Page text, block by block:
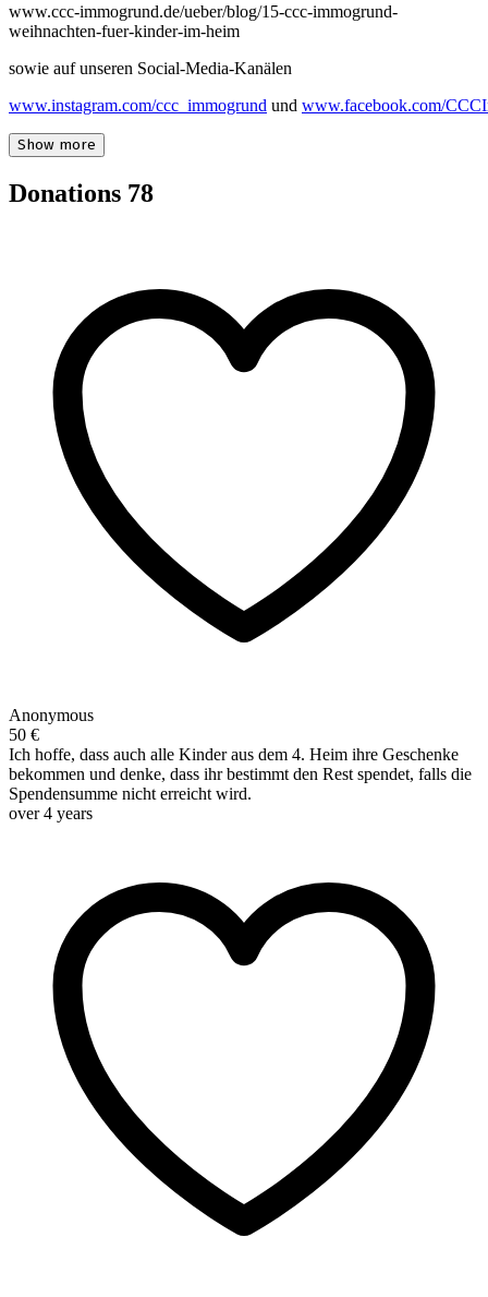
www.ccc-immogrund.de/ueber/blog/15-ccc-immogrund-
weihnachten-fuer-kinder-im-heim
sowie auf unseren Social-Media-Kanälen
www.instagram.com/ccc_immogrund und www.facebook.com/
Show more
Donations 78
Anonymous
50 €
Ich hoffe, dass auch alle Kinder aus dem 4. Heim ihre Geschenke
bekommen und denke, dass ihr bestimmt den Rest spendet, falls die
Spendensumme nicht erreicht wird.
over 4 years